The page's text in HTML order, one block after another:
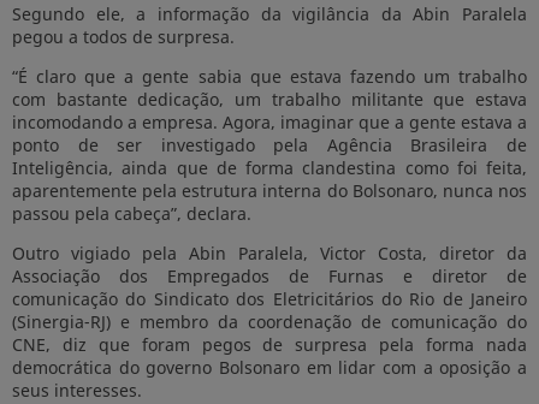
Segundo ele, a informação da vigilância da Abin Paralela
pegou a todos de surpresa.
“É claro que a gente sabia que estava fazendo um trabalho
com bastante dedicação, um trabalho militante que estava
incomodando a empresa. Agora, imaginar que a gente estava a
ponto de ser investigado pela Agência Brasileira de
Inteligência, ainda que de forma clandestina como foi feita,
aparentemente pela estrutura interna do Bolsonaro, nunca nos
passou pela cabeça”, declara.
Outro vigiado pela Abin Paralela, Victor Costa, diretor da
Associação dos Empregados de Furnas e diretor de
comunicação do Sindicato dos Eletricitários do Rio de Janeiro
(Sinergia-RJ) e membro da coordenação de comunicação do
CNE, diz que foram pegos de surpresa pela forma nada
democrática do governo Bolsonaro em lidar com a oposição a
seus interesses.